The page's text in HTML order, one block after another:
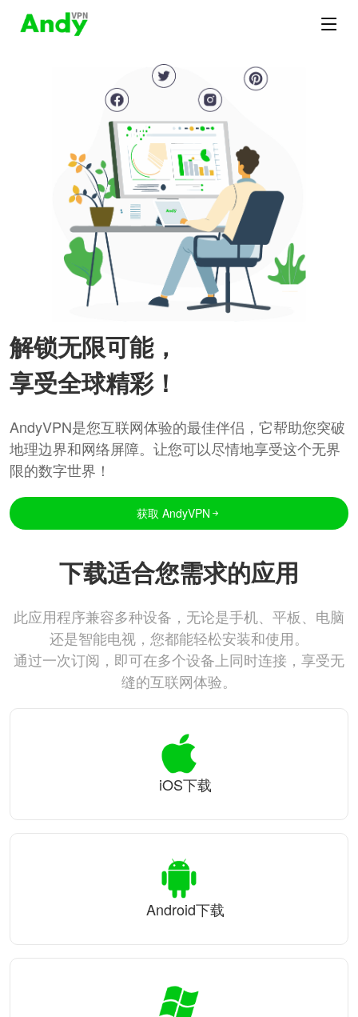
解锁无限可能，
享受全球精彩！
AndyVPN是您互联网体验的最佳伴侣，它帮助您突破
地理边界和网络屏障。让您可以尽情地享受这个无界
限的数字世界！
获取 AndyVPN
下载适合您需求的应用
此应用程序兼容多种设备，无论是手机、平板、电脑
还是智能电视，您都能轻松安装和使用。
通过一次订阅，即可在多个设备上同时连接，享受无
缝的互联网体验。
iOS下载
Android下载